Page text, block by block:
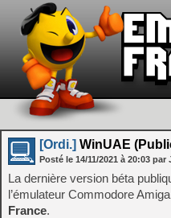
[Ordi.] WinUAE
Posté le 14/11/2021 à 20:03 par
La dernière version béta
l’émulateur Commodore
France.